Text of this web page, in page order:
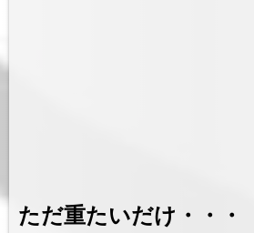
ただ重たいだけ・・・